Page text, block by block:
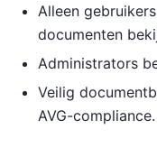
Alleen
documenten
Administrators
Veilig
AVG-compliance.